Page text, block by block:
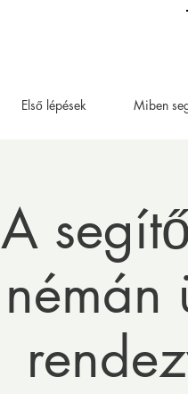
Első lépések Miben
A
némán